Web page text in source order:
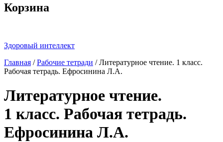
Корзина
Здоровый интеллект
Главная /Рабочие тетради / Литературное чтение. 1 класс.
Рабочая тетрадь. Ефросинина Л.А.
Литературное чтение.
1 класс. Рабочая тетрадь.
Ефросинина Л.А.